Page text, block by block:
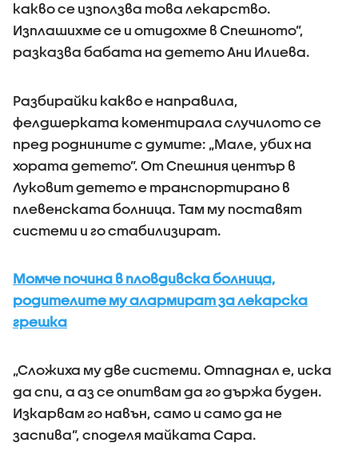
какво се използва това лекарство.
Изплашихме се и отидохме в Спешното”,
разказва бабата на детето Ани Илиева.
Разбирайки какво е направила,
фелдшерката коментирала случилото се
пред роднините с думите: „Мале, убих на
хората детето”. От Спешния център в
Луковит детето е транспортирано в
плевенската болница. Там му поставят
системи и го стабилизират.
Момче почина в пловдивска болница,
родителите му алармират за лекарска
грешка
„Сложиха му две системи. Отпаднал е, иска
да спи, а аз се опитвам да го държа буден.
Изкарвам го навън, само и само да не
заспива”, споделя майката Сара.